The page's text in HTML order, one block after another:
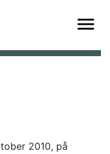
2010, på